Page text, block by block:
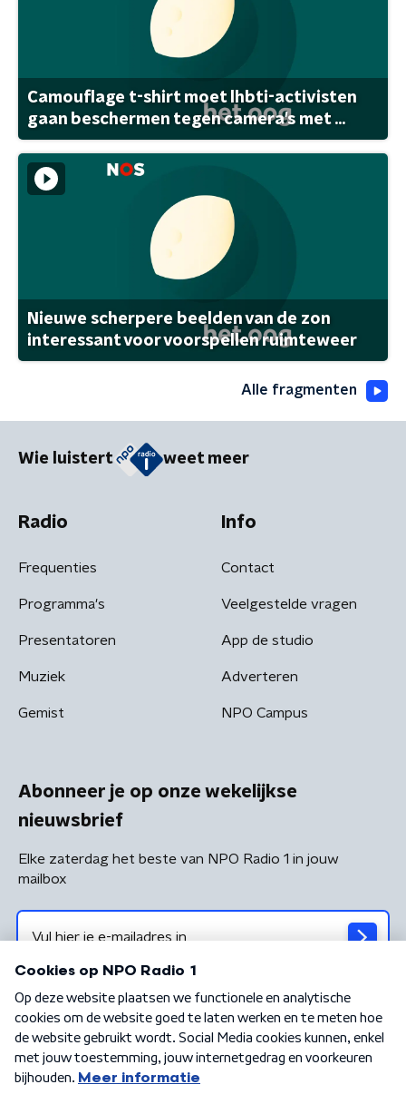
Camouflage t-shirt moet lhbti-activisten
gaan beschermen tegen camera's met ...
Nieuwe scherpere beelden van de zon
interessant voor voorspellen ruimteweer
Alle fragmenten
Wie luistert weet meer
Radio
Frequenties
Programma's
Presentatoren
Muziek
Gemist
Info
Contact
Veelgestelde vragen
App de studio
Adverteren
NPO Campus
Abonneer je op onze wekelijkse
nieuwsbrief
Elke zaterdag het beste van NPO Radio 1 in jouw
mailbox
Algemene voorwaarden